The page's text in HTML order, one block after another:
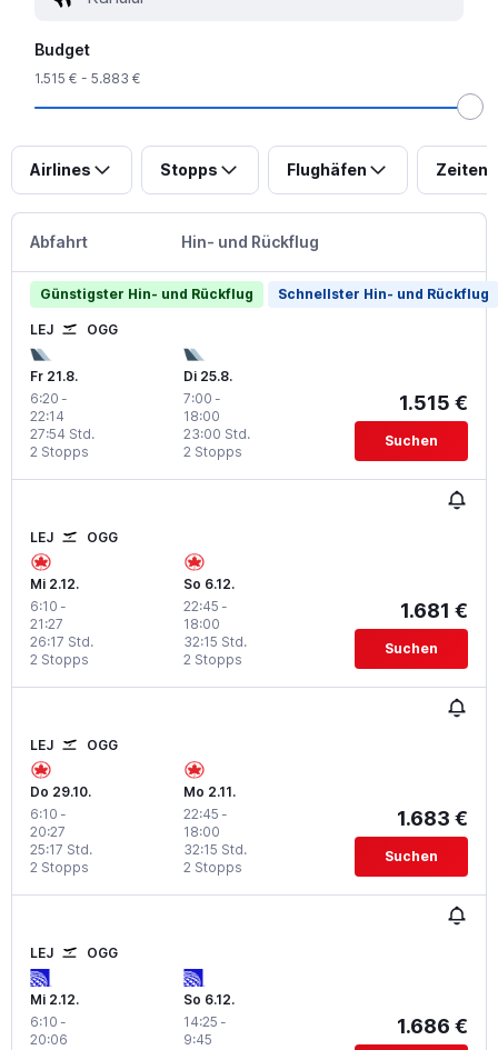
Budget
1.515 € - 5.883 €
Airlines Stopps Flughäfen Zeiten
Abfahrt Hin- und Rückflug
Günstigster Hin- und Rückflug Schnellster Hin- und Rückflug
LEJ OGG
Fr 21.8.
6:20 -
22:14
2 Stopps
27:54 Std.
Di 25.8.
7:00 -
18:00
2 Stopps
23:00 Std.
1.515 €
Suchen
LEJ OGG
Mi 2.12.
6:10 -
21:27
2 Stopps
26:17 Std.
So 6.12.
22:45 -
18:00
2 Stopps
32:15 Std.
1.681 €
Suchen
LEJ OGG
Do 29.10.
6:10 -
20:27
2 Stopps
25:17 Std.
Mo 2.11.
22:45 -
18:00
2 Stopps
32:15 Std.
1.683 €
Suchen
LEJ OGG
Mi 2.12.
6:10 -
20:06
So 6.12.
14:25 -
9:45
1.686 €